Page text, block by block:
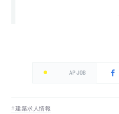
AP JOB
建築求人情報